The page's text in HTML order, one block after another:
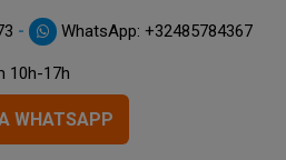
- WhatsApp: +32485784367
10h-17h
WHATSAPP